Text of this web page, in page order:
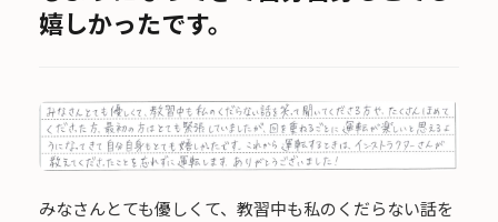
嬉しかったです。
みなさんとても優しくて、教習中も私のくだらない話を